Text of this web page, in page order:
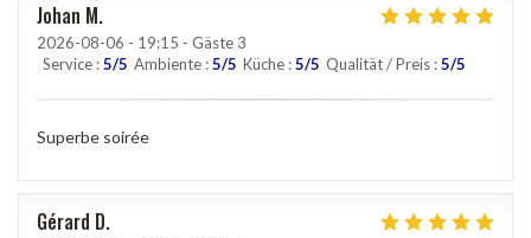
Johan M
2026-08-06 - 19:15 - Gäste 3
Service :5/5 Ambiente :5/5 Küche :5/5 Qualität / Preis :5/5
Superbe soirée
Gérard D